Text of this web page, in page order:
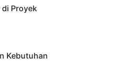
Proyek
Kebutuhan